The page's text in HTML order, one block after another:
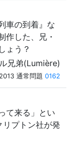
車の到着』な
作した、兄・
ょう？
兄弟(Lumière)
通常問題 0162
て来る」とい
リプトン社が発